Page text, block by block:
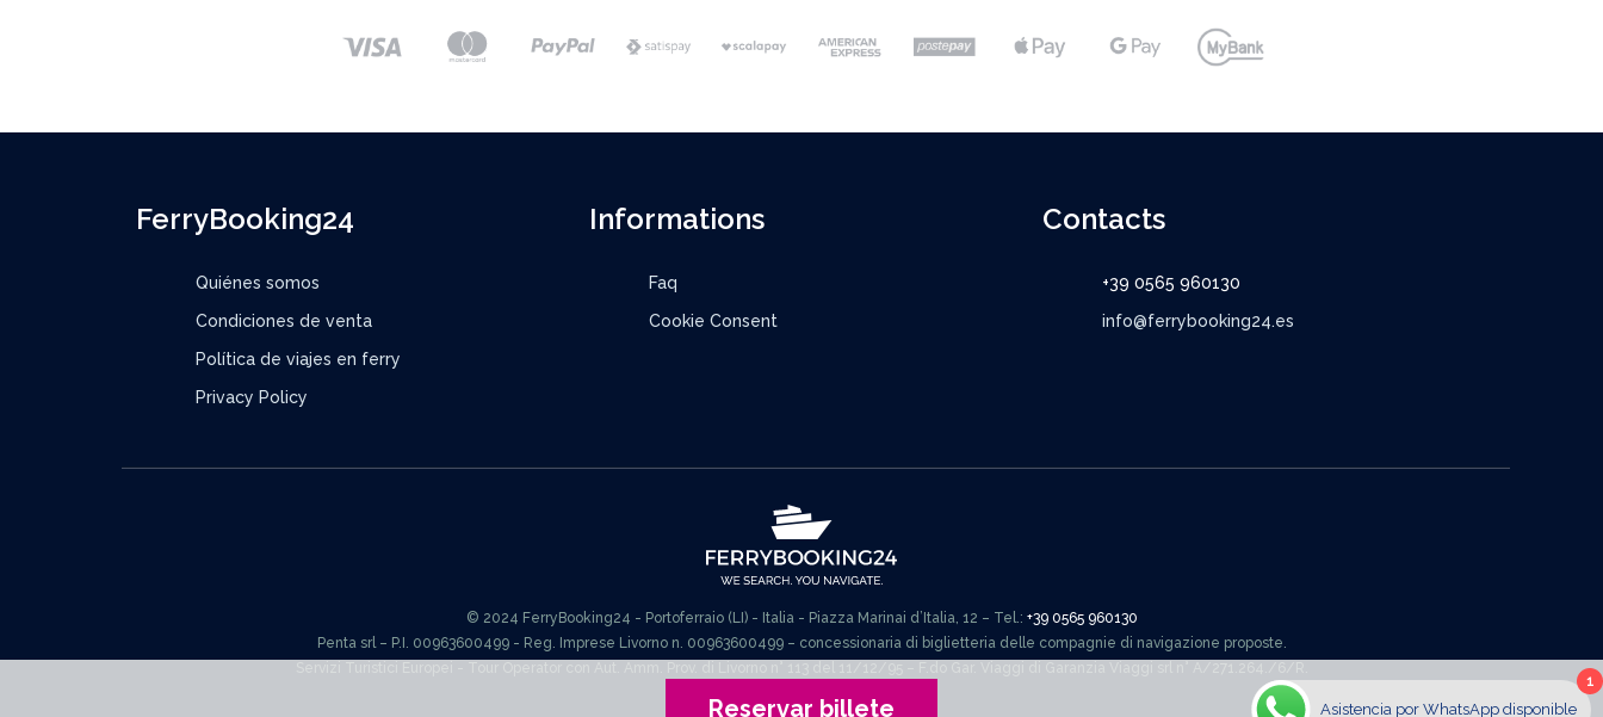
Reservar billete
FerryBooking24
Quiénes somos
Condiciones de venta
Política de viajes en ferry
Privacy Policy
Informations
Faq
Cookie Consent
Contacts
+39 0565 960130
info@ferrybooking24.es
© 2024 FerryBooking24 - Portoferraio (LI) - Italia - Piazza Marinai d’Italia, 12 – Tel.: +39 0565 960130
Penta srl – P.I. 00963600499 - Reg. Imprese Livorno n. 00963600499 – concessionaria di biglietteria delle compagnie di navigazione proposte.
1
Asistencia por WhatsApp disponible